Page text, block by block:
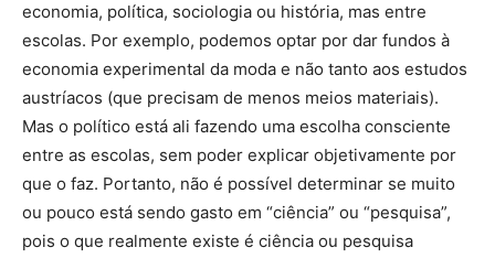
economia, política, sociologia ou história, mas entre
escolas. Por exemplo, podemos optar por dar fundos à
economia experimental da moda e não tanto aos estudos
austríacos (que precisam de menos meios materiais).
Mas o político está ali fazendo uma escolha consciente
entre as escolas, sem poder explicar objetivamente por
que o faz. Portanto, não é possível determinar se muito
ou pouco está sendo gasto em “ciência” ou “pesquisa”,
pois o que realmente existe é ciência ou pesquisa